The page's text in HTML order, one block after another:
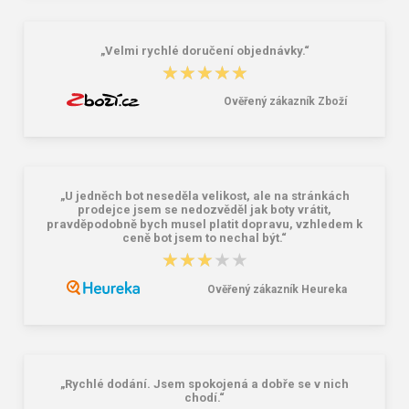
„Velmi rychlé doručení objednávky.“
★★★★★
★★★★★
Ověřený zákazník Zboží
„U jedněch bot neseděla velikost, ale na stránkách
prodejce jsem se nedozvěděl jak boty vrátit,
pravděpodobně bych musel platit dopravu, vzhledem k
ceně bot jsem to nechal být.“
★★★★★
★★★★★
Ověřený zákazník Heureka
„Rychlé dodání. Jsem spokojená a dobře se v nich
chodí.“